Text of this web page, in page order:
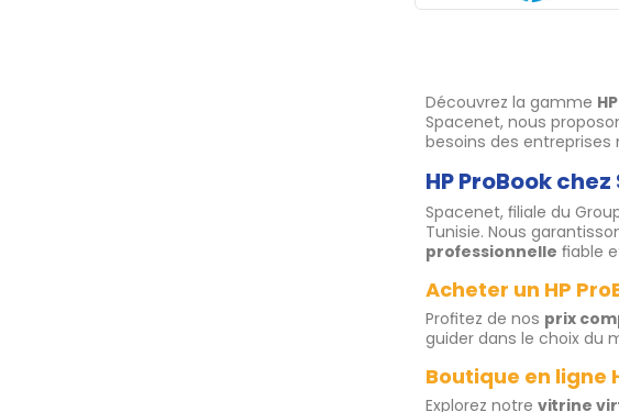
Découvrez la gamme
Spacenet, nous
besoins des entreprises
HP ProBook
Spacenet, filiale du
Tunisie. Nous
professionnelle fiable
Acheter un HP
Profitez de nos prix
guider dans le choix du
Boutique en ligne
Explorez notre vitrine